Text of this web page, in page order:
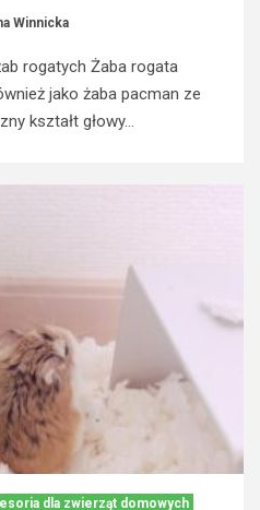
Winnicka
rogatych Żaba rogata
jako żaba pacman ze
kształt głowy...
dla zwierząt domowych